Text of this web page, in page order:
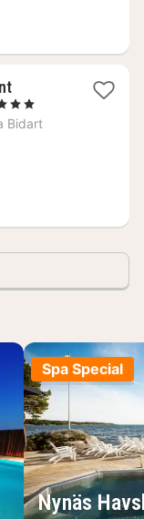
Bidart
Spa Special
Nynäs